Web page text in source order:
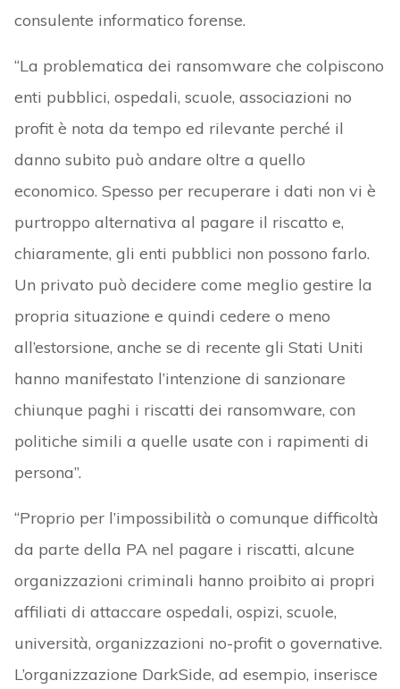
consulente informatico forense.
“La problematica dei ransomware che colpiscono
enti pubblici, ospedali, scuole, associazioni no
profit è nota da tempo ed rilevante perché il
danno subito può andare oltre a quello
economico. Spesso per recuperare i dati non vi è
purtroppo alternativa al pagare il riscatto e,
chiaramente, gli enti pubblici non possono farlo.
Un privato può decidere come meglio gestire la
propria situazione e quindi cedere o meno
all’estorsione, anche se di recente gli Stati Uniti
hanno manifestato l’intenzione di sanzionare
chiunque paghi i riscatti dei ransomware, con
politiche simili a quelle usate con i rapimenti di
persona”.
“Proprio per l’impossibilità o comunque difficoltà
da parte della PA nel pagare i riscatti, alcune
organizzazioni criminali hanno proibito ai propri
affiliati di attaccare ospedali, ospizi, scuole,
università, organizzazioni no-profit o governative.
L’organizzazione DarkSide, ad esempio, inserisce